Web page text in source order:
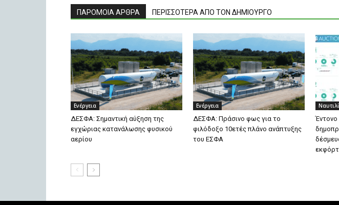
ΠΑΡΟΜΟΙΑ ΑΡΘΡΑ ΠΕΡΙΣΣΟΤΕΡΑ ΑΠΟ ΤΟΝ ΔΗΜΙΟΥΡΓΟ
Ενέργεια
ΔΕΣΦΑ: Σημαντική αύξηση της
εγχώριας κατανάλωσης φυσικού
αερίου
Ενέργεια
ΔΕΣΦΑ: Πράσινο φως για το
φιλόδοξο 10ετές πλάνο ανάπτυξης
του ΕΣΦΑ
Έντονο